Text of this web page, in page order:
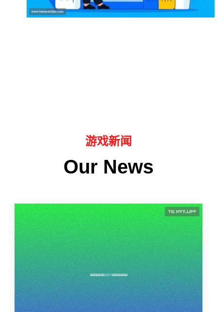
游戏新闻
Our News
路跑赛事规程,路跑活动是什么
清晨的城市街道或郊野绿道，常被色彩缤纷、脚
步坚定的跑者队伍激活。这日益蓬勃的景象，正
是“路跑活动”深入大众生活的生动写照——它是参
与者基于共同兴趣，在城市道路、公园、绿道等